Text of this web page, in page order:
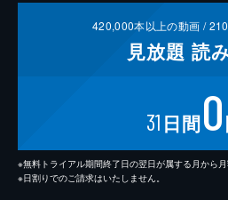
420,000本以上の動画 /210
見放題 読
31 日間0
※無料トライアル期間終了日の翌日が属する月から月
※日割りでのご請求はいたしません。